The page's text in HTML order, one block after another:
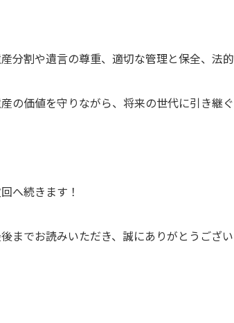
分割や遺言の尊重、適切な管理と保全、法
の価値を守りながら、将来の世代に引き継
へ続きます！
までお読みいただき、誠にありがとうござ